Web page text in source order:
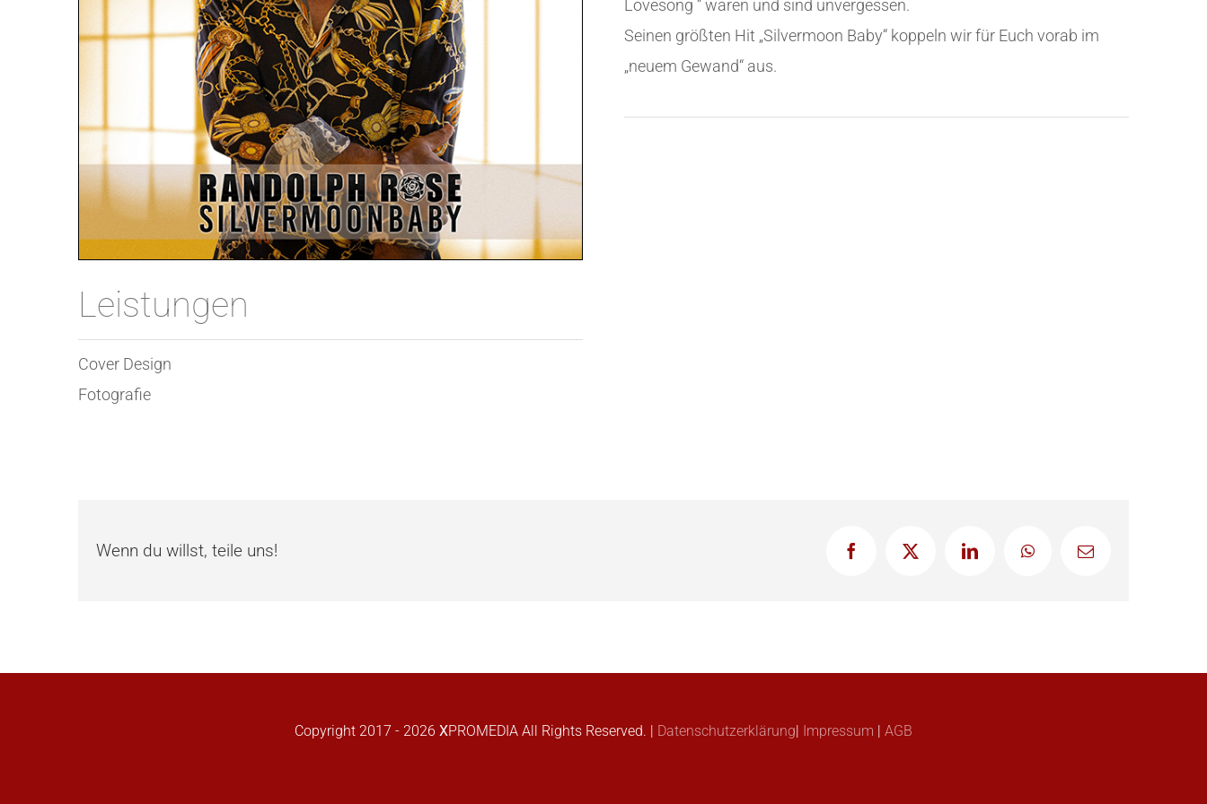
Leistungen
Cover Design
Fotografie
Lovesong “ waren und sind unvergessen.
Seinen größten Hit „Silvermoon Baby“ koppeln wir für Euch vorab im
„neuem Gewand“ aus.
Wenn du willst, teile uns! FacebookX LinkedInWhatsApp
E-
Copyright 2017 - 2026 XPROMEDIA All Rights Reserved. | Datenschutzerklärung Impressum AGB